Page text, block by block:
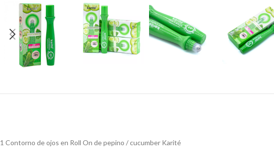
1 Contorno de ojos en Roll On de pepino / cucumber Karité